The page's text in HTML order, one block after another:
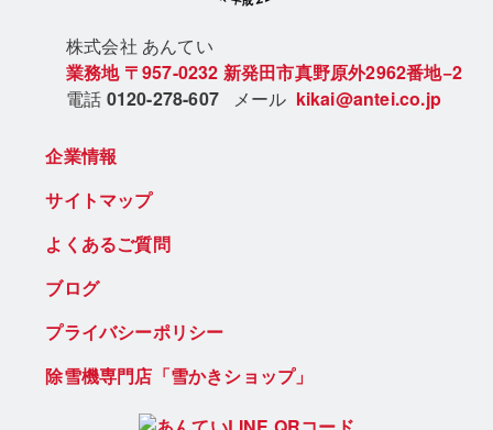
株式会社 あんてい
業務地 〒957-0232 新発田市真野原外2962番地−2
電話 0120-278-607 メール kikai@antei.co.jp
企業情報
サイトマップ
よくあるご質問
ブログ
プライバシーポリシー
除雪機専門店「雪かきショップ」